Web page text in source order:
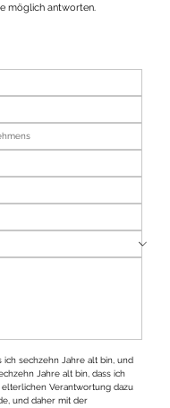
möglich antworten.
ich sechzehn Jahre alt bin, und
Jahre alt bin, dass ich
Verantwortung dazu
und daher mit der